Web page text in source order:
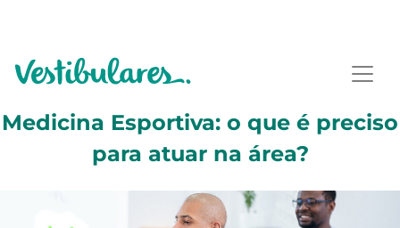
Medicina Esportiva: o que é preciso
para atuar na área?